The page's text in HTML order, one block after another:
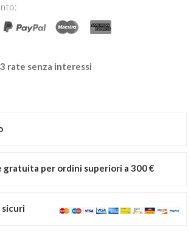
3 rate senza interessi
gratuita per ordini superiori a 300 €
sicuri